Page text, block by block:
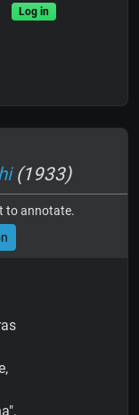
Log in
(1933)
to annotate.